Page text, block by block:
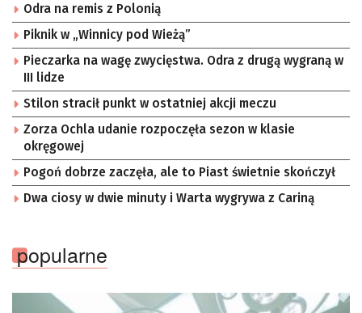
Odra na remis z Polonią
Piknik w „Winnicy pod Wieżą”
Pieczarka na wagę zwycięstwa. Odra z drugą wygraną w
III lidze
Stilon stracił punkt w ostatniej akcji meczu
Zorza Ochla udanie rozpoczęła sezon w klasie
okręgowej
Pogoń dobrze zaczęła, ale to Piast świetnie skończył
Dwa ciosy w dwie minuty i Warta wygrywa z Cariną
popularne